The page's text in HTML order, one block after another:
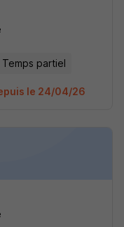
Temps partiel
le 24/04/26